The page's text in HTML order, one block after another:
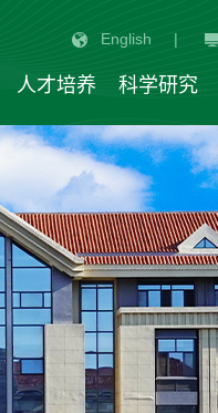
English |
人才培养 科学研究